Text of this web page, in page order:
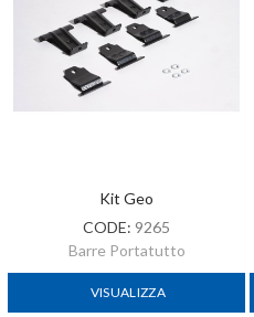
Kit Geo
CODE: 9265
Barre Portatutto
VISUALIZZA